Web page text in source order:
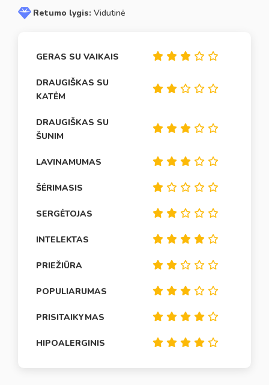
Retumo lygis: Vidutinė
GERAS SU VAIKAIS
DRAUGIŠKAS SU
KATĖM
DRAUGIŠKAS SU
ŠUNIM
LAVINAMUMAS
ŠĖRIMASIS
SERGĖTOJAS
INTELEKTAS
PRIEŽIŪRA
POPULIARUMAS
PRISITAIKYMAS
HIPOALERGINIS